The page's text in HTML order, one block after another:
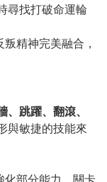
尋找打破命運輪
精神完美融合，
、跳躍、翻滾、
與敏捷的技能來
化部分能力。關卡